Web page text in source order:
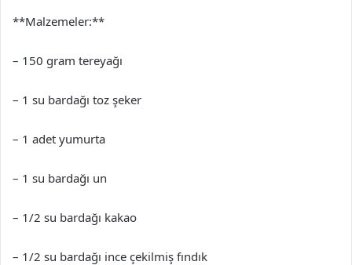
**Malzemeler:**
– 150 gram tereyağı
– 1 su bardağı toz şeker
– 1 adet yumurta
– 1 su bardağı un
– 1/2 su bardağı kakao
– 1/2 su bardağı ince çekilmiş fındık